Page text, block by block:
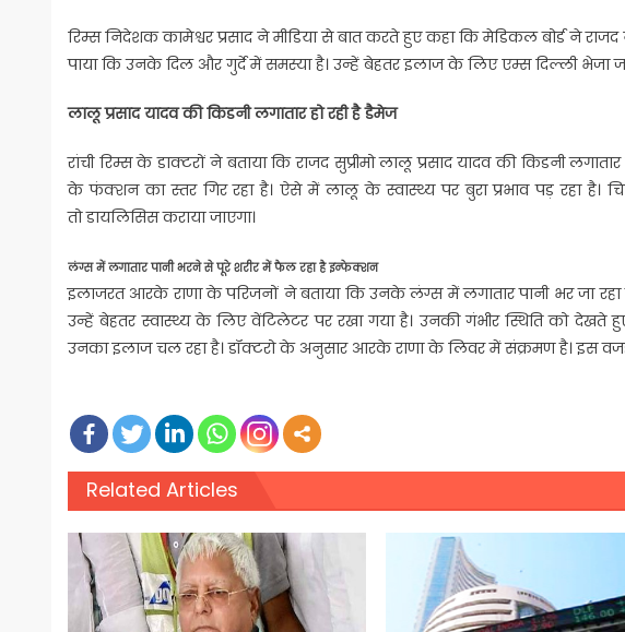
रिम्स निदेशक कामेश्वर प्रसाद ने मीडिया से बात करते हुए कहा कि मेडिकल बोर्ड ने राजद
पाया कि उनके दिल और गुर्दे में समस्या है। उन्हें बेहतर इलाज के लिए एम्स दिल्ली भेजा
लालू प्रसाद यादव की किडनी लगातार हो रही है डैमेज
रांची रिम्स के डाक्टरों ने बताया कि राजद सुप्रीमो लालू प्रसाद यादव की किडनी
के फंक्शन का स्तर गिर रहा है। ऐसे में लालू के स्वास्थ्य पर बुरा प्रभाव पड़ रहा है।
तो डायलिसिस कराया जाएगा।
लंग्स में लगातार पानी भरने से पूरे शरीर में फैल रहा है इन्फेक्शन
इलाजरत आरके राणा के परिजनों ने बताया कि उनके लंग्स में लगातार पानी भर जा
उन्हें बेहतर स्वास्थ्य के लिए वेंटिलेटर पर रखा गया है। उनकी गंभीर स्थिति को देखते
उनका इलाज चल रहा है। डॉक्टरो के अनुसार आरके राणा के लिवर में संक्रमण है। इस वजह
Related Articles